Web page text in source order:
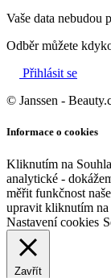
Vaše data nebudou
Odběr můžete
Přihlásit se
© Janssen -
Informace o cookies
Kliknutím na
analytické -
měřit funkčnost
upravit kliknutím na
Nastavení cookies
Zavřít